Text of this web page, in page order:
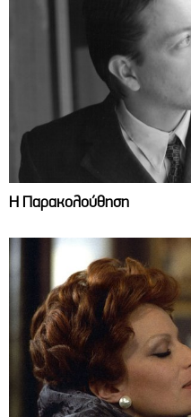
Η Παρακολούθηση